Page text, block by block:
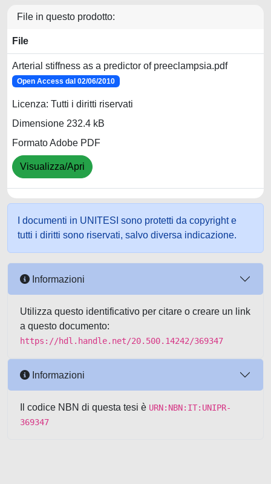
File in questo prodotto:
File
Arterial stiffness as a predictor of preeclampsia.pdf
Open Access dal 02/06/2010
Licenza: Tutti i diritti riservati
Dimensione 232.4 kB
Formato Adobe PDF
Visualizza/Apri
I documenti in UNITESI sono protetti da copyright e
tutti i diritti sono riservati, salvo diversa indicazione.
Informazioni
Utilizza questo identificativo per citare o creare un link
a questo documento:
https://hdl.handle.net/20.500.14242/369347
Informazioni
Il codice NBN di questa tesi è URN:NBN:IT:UNIPR-
369347